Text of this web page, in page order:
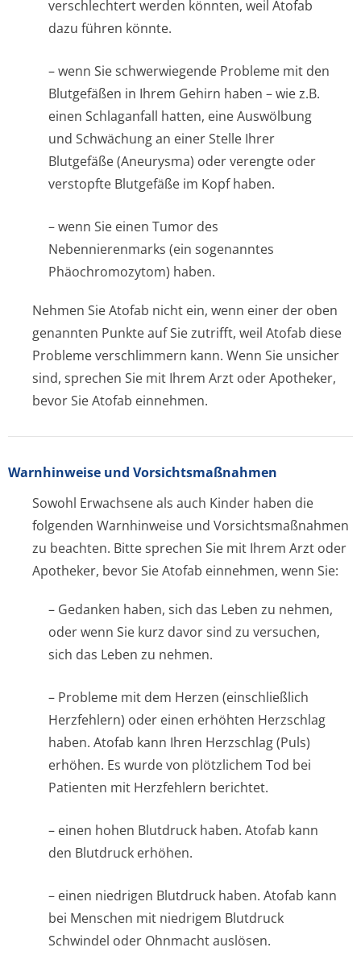
verschlechtert werden könnten, weil Atofab
dazu führen könnte.
– wenn Sie schwerwiegende Probleme mit den
Blutgefäßen in Ihrem Gehirn haben – wie z.B.
einen Schlaganfall hatten, eine Auswölbung
und Schwächung an einer Stelle Ihrer
Blutgefäße (Aneurysma) oder verengte oder
verstopfte Blutgefäße im Kopf haben.
– wenn Sie einen Tumor des
Nebennierenmarks (ein sogenanntes
Phäochromozytom) ha­ben.
Nehmen Sie Atofab nicht ein, wenn einer der oben
genannten Punkte auf Sie zutrifft, weil Atofab diese
Probleme verschlimmern kann. Wenn Sie unsicher
sind, sprechen Sie mit Ihrem Arzt oder Apotheker,
bevor Sie Atofab einnehmen.
Warnhinweise und Vorsichtsmaßnahmen
Sowohl Erwachsene als auch Kinder haben die
folgenden Warnhinweise und Vorsichtsmaßnahmen
zu beachten. Bitte sprechen Sie mit Ihrem Arzt oder
Apotheker, bevor Sie Atofab einnehmen, wenn Sie:
– Gedanken haben, sich das Leben zu nehmen,
oder wenn Sie kurz davor sind zu versuchen,
sich das Leben zu nehmen.
– Probleme mit dem Herzen (einschließlich
Herzfehlern) oder einen erhöhten Herzschlag
haben. Atofab kann Ihren Herzschlag (Puls)
erhöhen. Es wurde von plötzlichem Tod bei
Patienten mit Herzfehlern berichtet.
– einen hohen Blutdruck haben. Atofab kann
den Blutdruck erhöhen.
– einen niedrigen Blutdruck haben. Atofab kann
bei Menschen mit niedrigem Blutdruck
Schwindel oder Ohnmacht auslösen.